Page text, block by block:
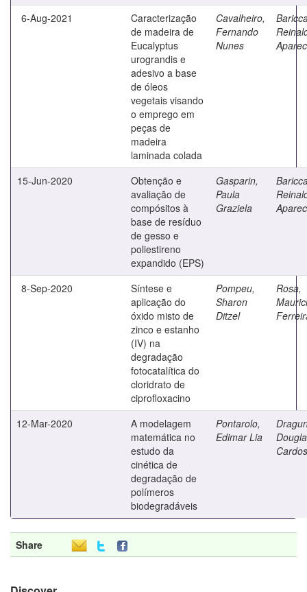
6-Aug-2021
Caracterização
de madeira de
Eucalyptus
urograndis e
adesivo a base
de óleos
vegetais visando
o emprego em
peças de
madeira
laminada colada
Cavalheiro,
Fernando
Nunes
15-Jun-2020
Obtenção e
avaliação de
compósitos à
base de resíduo
de gesso e
poliestireno
expandido (EPS)
Gasparin,
Paula
Graziela
8-Sep-2020
Síntese e
aplicação do
óxido misto de
zinco e estanho
(IV) na
degradação
fotocatalítica do
cloridrato de
ciprofloxacino
Pompeu,
Sharon
Ditzel
Rosa,
12-Mar-2020
A modelagem
matemática no
estudo da
cinética de
degradação de
polímeros
biodegradáveis
Pontarolo,
Edimar Lia
Share